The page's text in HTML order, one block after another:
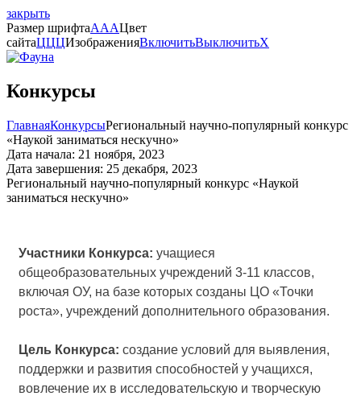
закрыть
Размер шрифтаAAAЦвет
сайтаЦЦЦИзображенияВключитьВыключитьX
Конкурсы
ГлавнаяКонкурсыРегиональный научно-популярный конкурс
«Наукой заниматься нескучно»
Дата начала: 21 ноября, 2023
Дата завершения: 25 декабря, 2023
Региональный научно-популярный конкурс «Наукой
заниматься нескучно»
Участники Конкурса: учащиеся
общеобразовательных учреждений 3-11 классов,
включая ОУ, на базе которых созданы ЦО «Точки
роста», учреждений дополнительного образования.
Цель Конкурса: создание условий для выявления,
поддержки и развития способностей у учащихся,
вовлечение их в исследовательскую и творческую